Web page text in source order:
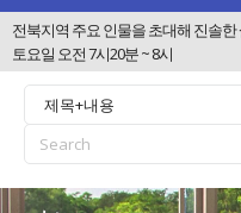
전북지역 주요 인물을 초대해 진솔
토요일 오전 7시20분 ~ 8시